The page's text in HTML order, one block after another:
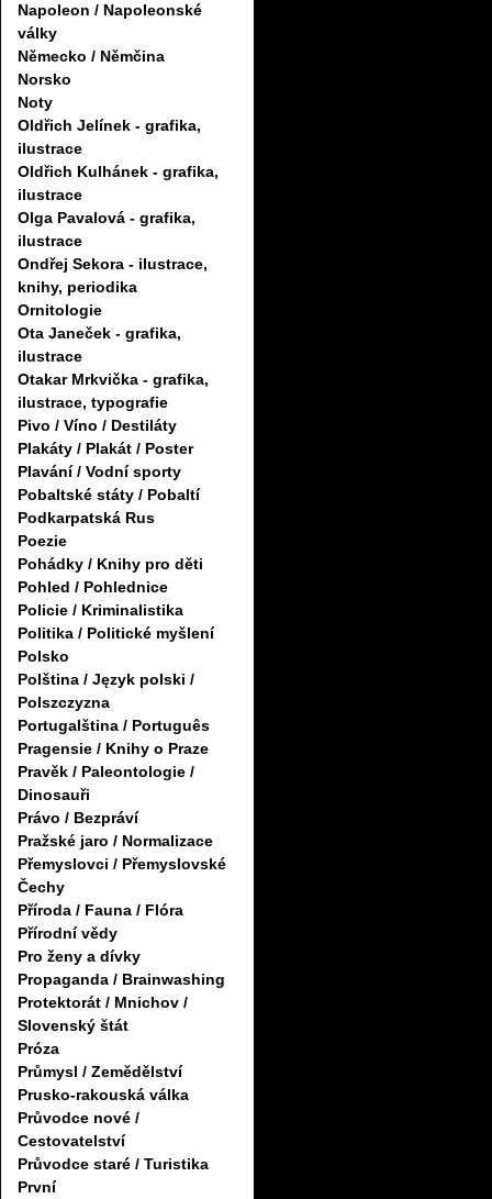
Napoleon / Napoleonské
války
Německo / Němčina
Norsko
Noty
Oldřich Jelínek - grafika,
ilustrace
Oldřich Kulhánek - grafika,
ilustrace
Olga Pavalová - grafika,
ilustrace
Ondřej Sekora - ilustrace,
knihy, periodika
Ornitologie
Ota Janeček - grafika,
ilustrace
Otakar Mrkvička - grafika,
ilustrace, typografie
Pivo / Víno / Destiláty
Plakáty / Plakát / Poster
Plavání / Vodní sporty
Pobaltské státy / Pobaltí
Podkarpatská Rus
Poezie
Pohádky / Knihy pro děti
Pohled / Pohlednice
Policie / Kriminalistika
Politika / Politické myšlení
Polsko
Polština / Język polski /
Polszczyzna
Portugalština / Português
Pragensie / Knihy o Praze
Pravěk / Paleontologie /
Dinosauři
Právo / Bezpráví
Pražské jaro / Normalizace
Přemyslovci / Přemyslovské
Čechy
Příroda / Fauna / Flóra
Přírodní vědy
Pro ženy a dívky
Propaganda / Brainwashing
Protektorát / Mnichov /
Slovenský štát
Próza
Průmysl / Zemědělství
Prusko-rakouská válka
Průvodce nové /
Cestovatelství
Průvodce staré / Turistika
První